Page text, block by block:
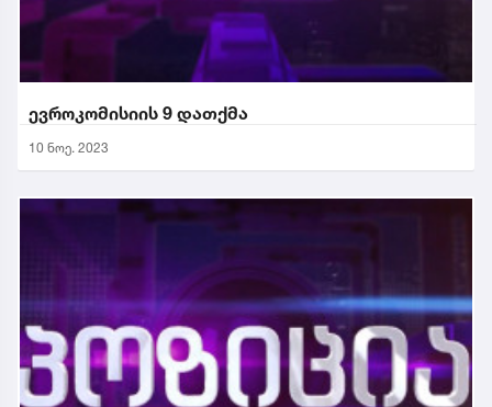
ევროკომისიის 9 დათქმა
10 ნოე. 2023